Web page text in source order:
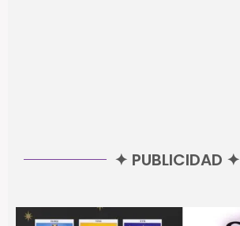
✦ PUBLICIDAD ✦